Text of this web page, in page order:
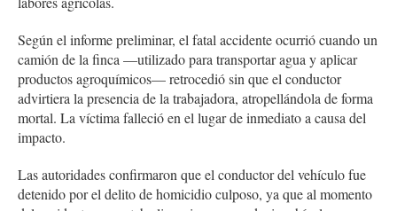
Según el informe preliminar, el fatal accidente ocurrió cuando un
camión de la finca —utilizado para transportar agua y aplicar
productos agroquímicos— retrocedió sin que el conductor
advirtiera la presencia de la trabajadora, atropellándola de forma
mortal. La víctima falleció en el lugar de inmediato a causa del
impacto.
Las autoridades confirmaron que el conductor del vehículo fue
detenido por el delito de homicidio culposo, ya que al momento